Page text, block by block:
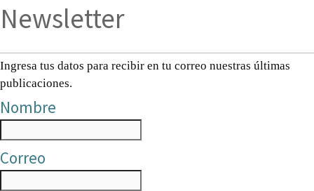
Newsletter
Ingresa tus datos para recibir en tu correo nuestras últimas
publicaciones.
Nombre
Correo